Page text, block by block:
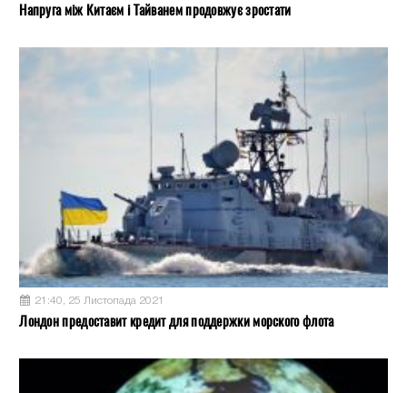
Напруга між Китаєм і Тайванем продовжує зростати
21:40, 25 Листопада 2021
Лондон предоставит кредит для поддержки морского флота